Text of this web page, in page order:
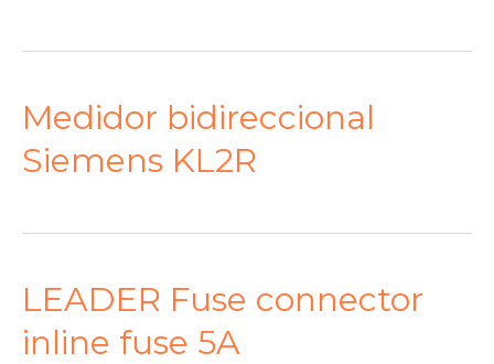
Medidor bidireccional
Siemens KL2R
LEADER Fuse connector
inline fuse 5A